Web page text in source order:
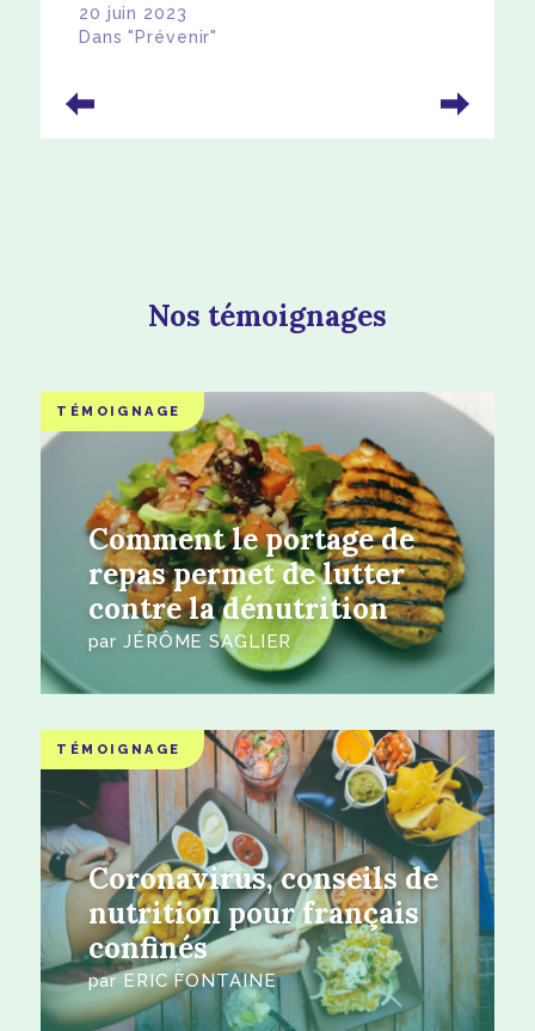
20 juin 2023
Dans "Prévenir"
Nos témoignages
TÉMOIGNAGE
Comment le portage de
repas permet de lutter
contre la dénutrition
par JÉRÔME SAGLIER
TÉMOIGNAGE
Coronavirus, conseils de
nutrition pour français
confinés
parERIC FONTAINE